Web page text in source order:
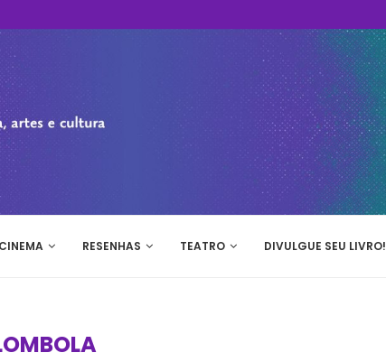
CINEMA RESENHAS TEATRO DIVULGUE SEU LIVRO!